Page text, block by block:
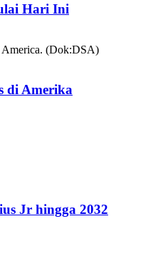
Hari Ini
di Amerika
Jr hingga 2032